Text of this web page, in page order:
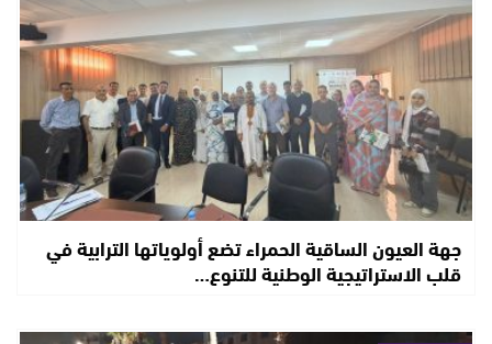
جهة العيون الساقية الحمراء تضع أولوياتها الترابية في
قلب الاستراتيجية الوطنية للتنوع…